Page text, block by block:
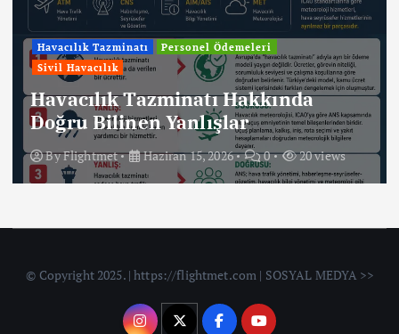
Havacılık Tazminatı
Personel Ödemeleri
Sivil Havacılık
Havacılık Tazminatı Hakkında
Doğru Bilinen Yanlışlar
ByFlightmet Haziran 15, 2026 0 20 views
© Copyright 2025. | https://flightmet.com | SOSYAL MEDYA >>